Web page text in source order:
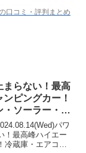
口コミ・評判まとめ
まらない！最高
ピングカー！
・ソーラー・バ
。特別キャン
ら【RV
エース
パワ
！最高峰ハイエー
冷蔵庫・エアコ